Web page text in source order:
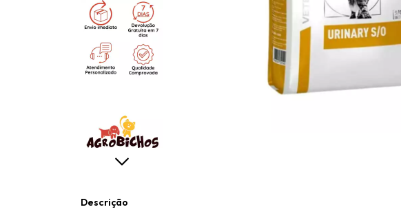
Descrição